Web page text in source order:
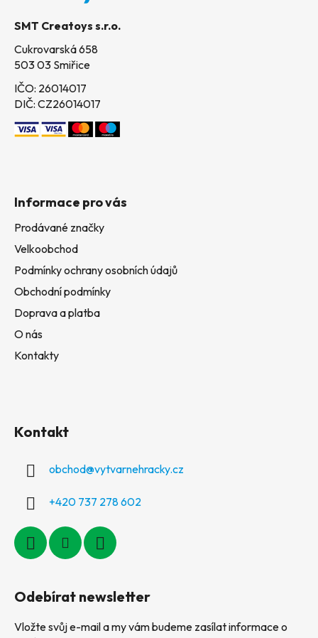
SMT Creatoys s.r.o.
Cukrovarská 658
503 03 Smiřice
IČO: 26014017
DIČ: CZ26014017
Informace pro vás
Prodávané značky
Velkoobchod
Podmínky ochrany osobních údajů
Obchodní podmínky
Doprava a platba
O nás
Kontakty
Kontakt
obchod@vytvarnehracky.cz
+420 737 278 602
Odebírat newsletter
Vložte svůj e-mail a my vám budeme zasílat informace o